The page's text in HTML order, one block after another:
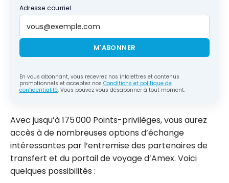
Adresse courriel
M'ABONNER
En vous abonnant, vous recevrez nos infolettres et contenus
promotionnels et acceptez nos Conditions et politique de
confidentialité. Vous pouvez vous désabonner à tout moment.
Avec jusqu’à 175 000 Points-privilèges, vous aurez
accès à de nombreuses options d’échange
intéressantes par l’entremise des partenaires de
transfert et du portail de voyage d’Amex. Voici
quelques possibilités :